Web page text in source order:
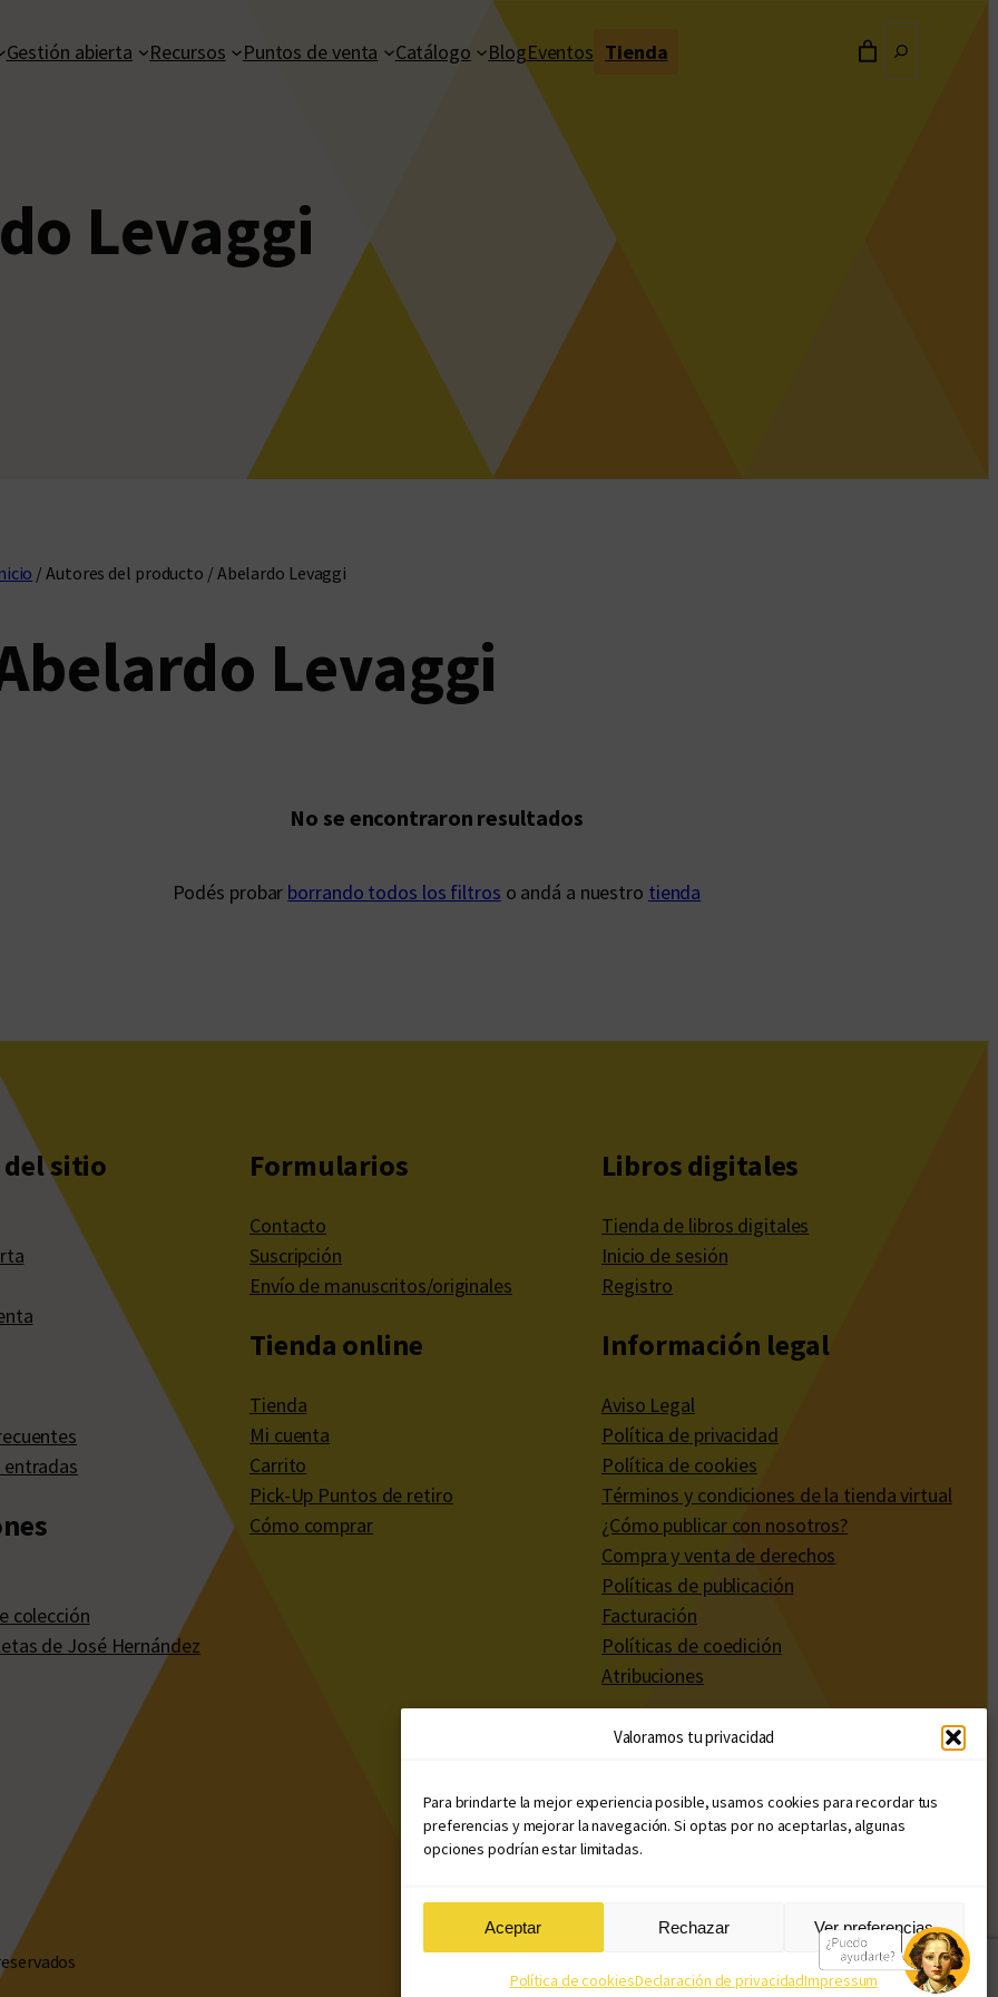
Valoramos tu privacidad
Para brindarte la mejor experiencia posible, usamos cookies para recordar tus
preferencias y mejorar la navegación. Si optas por no aceptarlas, algunas
opciones podrían estar limitadas.
Aceptar Rechazar Ver preferencias
Política de cookiesDeclaración de privacidadImpressum
Gestión abierta Recursos Puntos de venta Catálogo BlogEventos Tienda
Levaggi
/ Autores del producto / Abelardo Levaggi
Levaggi
No se encontraron resultados
Podés probar borrando todos los filtros o andá a nuestro tienda
del sitio
entradas
colección
de José Hernández
Formularios
Contacto
Suscripción
Envío de manuscritos/originales
Tienda online
Tienda
Mi cuenta
Carrito
Pick-Up Puntos de retiro
Cómo comprar
Libros digitales
Tienda de libros digitales
Inicio de sesión
Registro
Información legal
Aviso Legal
Política de privacidad
Política de cookies
Términos y condiciones de la tienda virtual
¿Cómo publicar con nosotros?
Compra y venta de derechos
Políticas de publicación
Facturación
Políticas de coedición
Atribuciones
Diseño web: Llama Creativa